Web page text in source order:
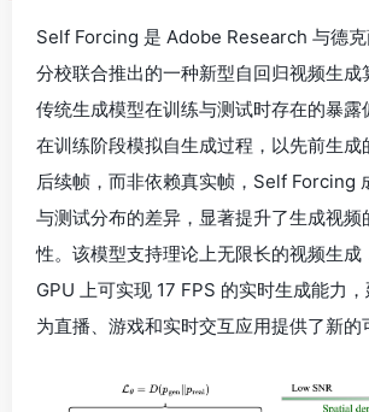
Self Forcing 是 Adobe Research 与德
分校联合推出的一种新型自回归视频生成
传统生成模型在训练与测试时存在的暴露
在训练阶段模拟自生成过程，以先前生成
后续帧，而非依赖真实帧，Self Forcing
与测试分布的差异，显著提升了生成视频
性。该模型支持理论上无限长的视频生成
GPU 上可实现 17 FPS 的实时生成能力，
为直播、游戏和实时交互应用提供了新的